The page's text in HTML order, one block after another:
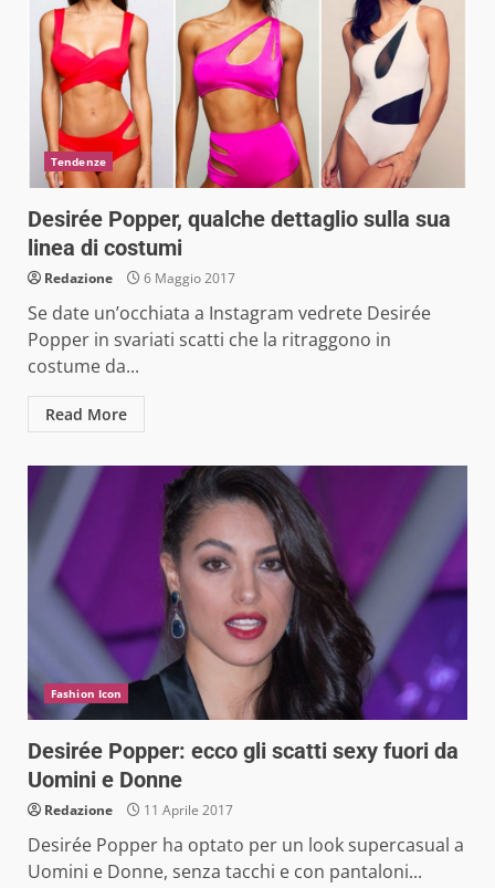
Tendenze
Desirée Popper, qualche dettaglio sulla sua
linea di costumi
Redazione 6 Maggio 2017
Se date un’occhiata a Instagram vedrete Desirée
Popper in svariati scatti che la ritraggono in
costume da...
Read More
Fashion Icon
Desirée Popper: ecco gli scatti sexy fuori da
Uomini e Donne
Redazione 11 Aprile 2017
Desirée Popper ha optato per un look supercasual a
Uomini e Donne, senza tacchi e con pantaloni...